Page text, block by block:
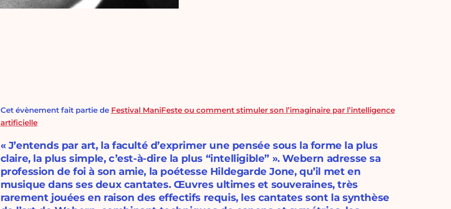
Cet évènement fait partie de Festival ManiFeste ou comment stimuler son l’imaginaire par l’intelligence
artificielle
« J’entends par art, la faculté d’exprimer une pensée sous la forme la plus
claire, la plus simple, c’est-à-dire la plus “intelligible” ». Webern adresse sa
profession de foi à son amie, la poétesse Hildegarde Jone, qu’il met en
musique dans ses deux cantates. Œuvres ultimes et souveraines, très
rarement jouées en raison des effectifs requis, les cantates sont la synthèse